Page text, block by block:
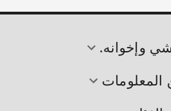
وإخوانه.
المعلومات